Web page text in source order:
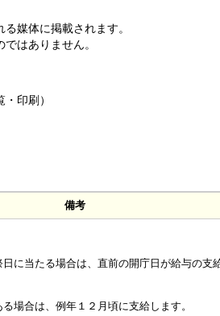
体に掲載されます。
はありません。
印刷）
備考
日に当たる場合は、直前の開庁日が給与の支
場合は、例年１２月頃に支給します。